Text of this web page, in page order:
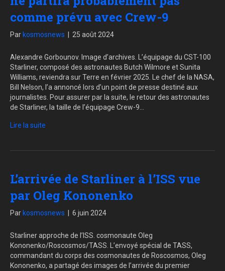
comme prévu avec Crew-9
Par kosmosnews 25 août 2024
Alexandre Gorbounov. Image d’archives. L’équipage du CST-100
Starliner, composé des astronautes Butch Wilmore et Sunita
Williams, reviendra sur Terre en février 2025. Le chef de la NASA,
Bill Nelson, l’a annoncé lors d’un point de presse destiné aux
journalistes. Pour assurer par la suite, le retour des astronautes
de Starliner, la taille de l’équipage Crew-9…
Lire la suite
L’arrivée de Starliner à l’ISS vue
par Oleg Kononenko
Par kosmosnews 6 juin 2024
Starliner approche de l’ISS. cosmonaute Oleg
Kononenko/Roscosmos/TASS. L’envoyé spécial de TASS,
commandant du corps des cosmonautes de Roscosmos, Oleg
Kononenko, a partagé des images de l’arrivée du premier